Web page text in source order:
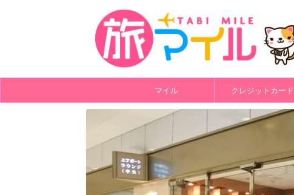
マイル クレジットカード